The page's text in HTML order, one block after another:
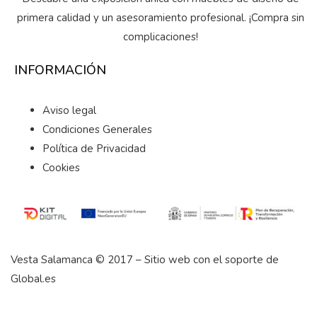
primera calidad y un asesoramiento profesional. ¡Compra sin
complicaciones!
INFORMACIÓN
Aviso legal
Condiciones Generales
Política de Privacidad
Cookies
Vesta Salamanca © 2017 – Sitio web con el soporte de
Global.es